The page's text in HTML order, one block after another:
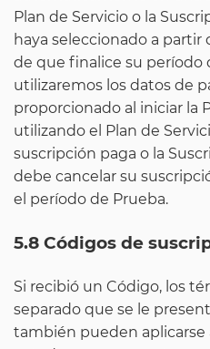
Plan de Servicio o la
haya seleccionado a
de que finalice su período
utilizaremos los datos de
proporcionado al iniciar la
utilizando el Plan de
suscripción paga o la
debe cancelar su
el período de Prueba.
5.8 Códigos de
Si recibió un Código, los
separado que se le
también pueden aplicarse